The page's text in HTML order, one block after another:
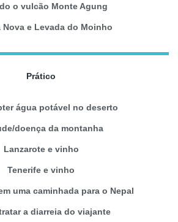
o vulcão Monte Agung
Nova e Levada do Moinho
Prático
água potável no deserto
doença da montanha
Lanzarote e vinho
Tenerife e vinho
uma caminhada para o Nepal
a diarreia do viajante